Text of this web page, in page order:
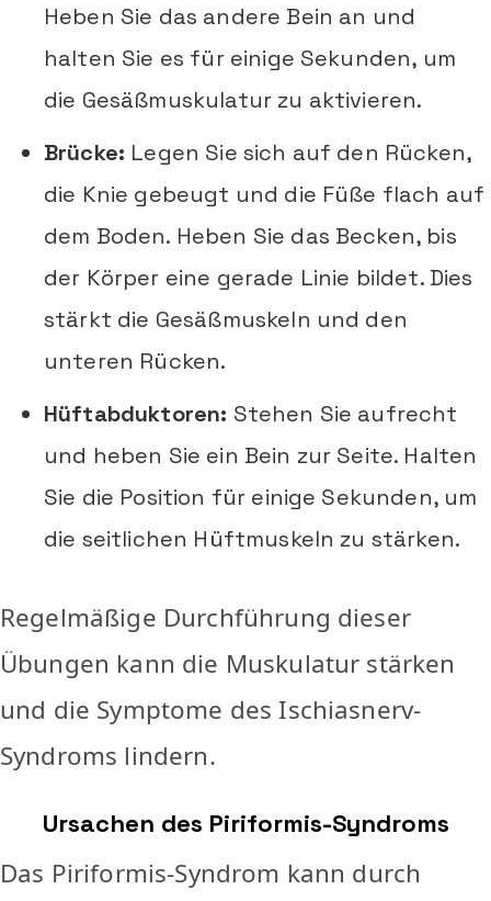
Heben Sie das andere Bein an und
halten Sie es für einige Sekunden, um
die Gesäßmuskulatur zu aktivieren.
Brücke: Legen Sie sich auf den Rücken,
die Knie gebeugt und die Füße flach auf
dem Boden. Heben Sie das Becken, bis
der Körper eine gerade Linie bildet. Dies
stärkt die Gesäßmuskeln und den
unteren Rücken.
Hüftabduktoren: Stehen Sie aufrecht
und heben Sie ein Bein zur Seite. Halten
Sie die Position für einige Sekunden, um
die seitlichen Hüftmuskeln zu stärken.
Regelmäßige Durchführung dieser
Übungen kann die Muskulatur stärken
und die Symptome des Ischiasnerv-
Syndroms lindern.
Ursachen des Piriformis-Syndroms
Das Piriformis-Syndrom kann durch